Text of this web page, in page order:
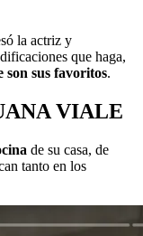
la actriz y
que haga,
son sus favoritos.
VIALE
de su casa, de
tanto en los